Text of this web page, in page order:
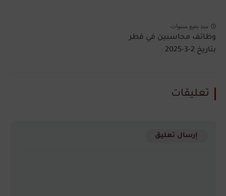
منذ بضع سنوات
وظائف محاسبين في قطر
بتاريخ 2-3-2025
تعليقات
إرسال تعليق